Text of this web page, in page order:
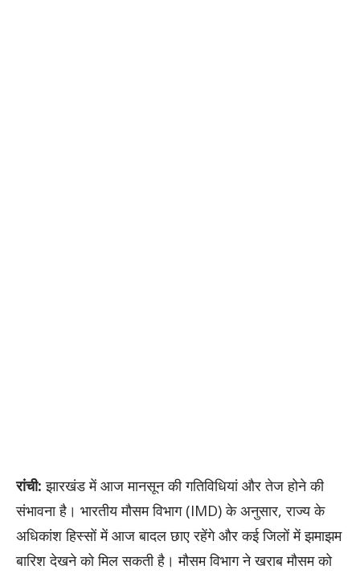
रांची: झारखंड में आज मानसून की गतिविधियां और तेज होने की
संभावना है। भारतीय मौसम विभाग (IMD) के अनुसार, राज्य के
अधिकांश हिस्सों में आज बादल छाए रहेंगे और कई जिलों में झमाझम
बारिश देखने को मिल सकती है। मौसम विभाग ने खराब मौसम को